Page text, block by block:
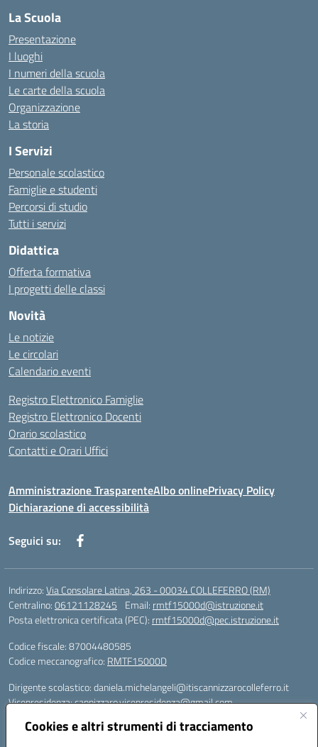
Cookies e altri strumenti di tracciamento
La Scuola
Presentazione
I luoghi
I numeri della scuola
Le carte della scuola
Organizzazione
La storia
I Servizi
Personale scolastico
Famiglie e studenti
Percorsi di studio
Tutti i servizi
Didattica
Offerta formativa
I progetti delle classi
Novità
Le notizie
Le circolari
Calendario eventi
Registro Elettronico Famiglie
Registro Elettronico Docenti
Orario scolastico
Contatti e Orari Uffici
Amministrazione TrasparenteAlbo onlinePrivacy Policy
Dichiarazione di accessibilità
Seguici su:
Indirizzo:Via Consolare Latina, 263 - 00034 COLLEFERRO (RM)
Centralino:06121128245 Email: rmtf15000d@istruzione.it
Posta elettronica certificata (PEC): rmtf15000d@pec.istruzione.it
Codice fiscale: 87004480585
Codice meccanografico: RMTF15000D
Dirigente scolastico: daniela.michelangeli@itiscannizzarocolleferro.it
Vicepresidenza: cannizzaro.vicepresidenza@gmail.com